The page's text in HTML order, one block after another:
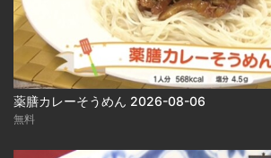
薬膳カレーそうめん 2026-08-06
無料